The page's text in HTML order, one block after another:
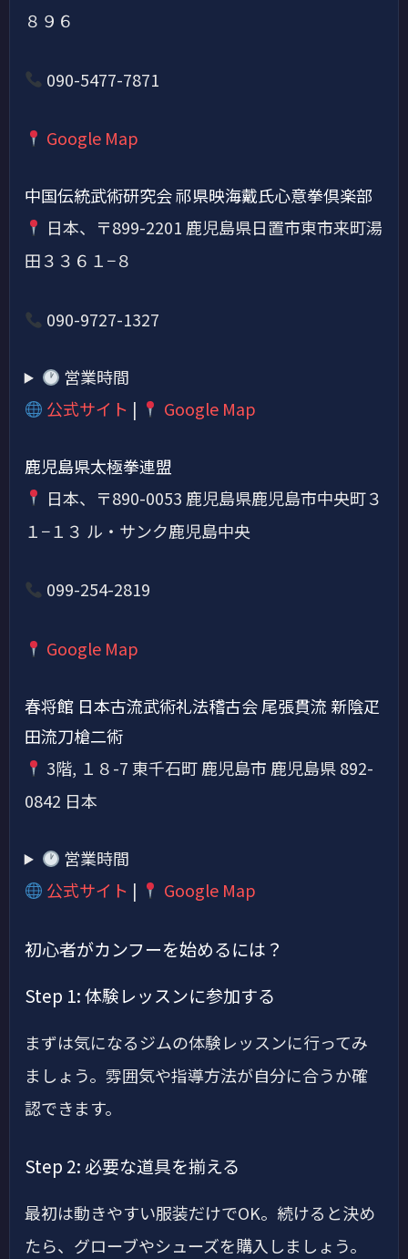
８９６
090-5477-7871
Google Map
中国伝統武術研究会 祁県映海戴氏心意拳倶楽部
日本、〒899-2201 鹿児島県日置市東市来町湯
田３３６１−８
090-9727-1327
営業時間
公式サイト | Google Map
鹿児島県太極拳連盟
日本、〒890-0053 鹿児島県鹿児島市中央町３
１−１３ ル・サンク鹿児島中央
099-254-2819
Google Map
春将館 日本古流武術礼法稽古会 尾張貫流 新陰疋
田流刀槍二術
3階, １８-7 東千石町 鹿児島市 鹿児島県 892-
0842 日本
営業時間
公式サイト | Google Map
初心者がカンフーを始めるには？
Step 1: 体験レッスンに参加する
まずは気になるジムの体験レッスンに行ってみ
ましょう。雰囲気や指導方法が自分に合うか確
認できます。
Step 2: 必要な道具を揃える
最初は動きやすい服装だけでOK。続けると決め
たら、グローブやシューズを購入しましょう。